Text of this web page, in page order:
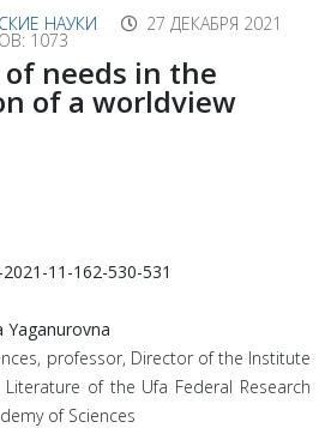
НАУКИ 27 ДЕКАБРЯ 2021
1073
needs in the
of a worldview
11-162-530-531
Yaganurovna
professor, Director of the Institute
of the Ufa Federal Research
of Sciences